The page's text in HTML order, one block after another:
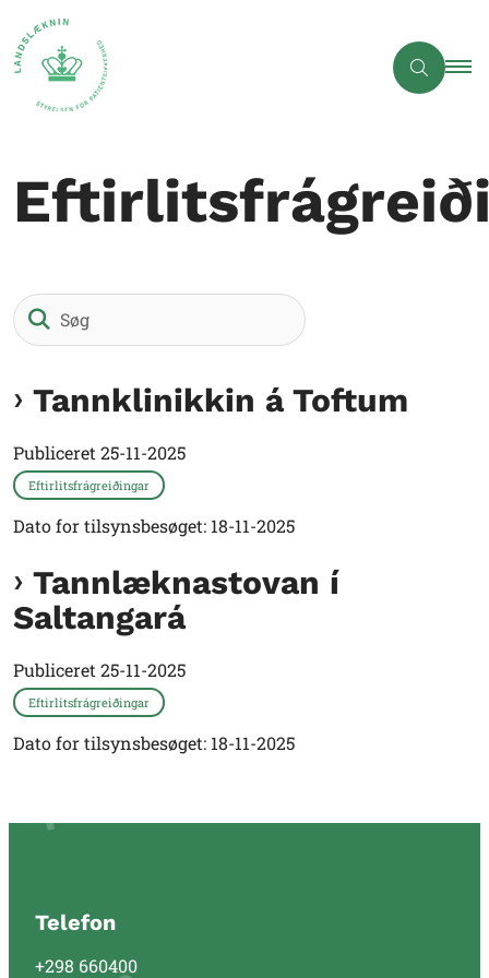
Tannklinikkin á Toftum
Publiceret25-11-2025
Eftirlitsfrágreiðingar
Dato for tilsynsbesøget: 18-11-2025
Tannlæknastovan í
Saltangará
Publiceret25-11-2025
Eftirlitsfrágreiðingar
Dato for tilsynsbesøget: 18-11-2025
Telefon
+298 660400